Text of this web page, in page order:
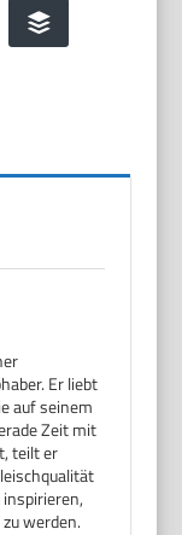
Buffer
Er liebt
auf seinem
Zeit mit
teilt er
werden.